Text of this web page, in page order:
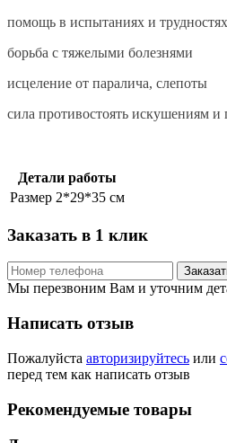
помощь в испытаниях и трудностях
борьба с тяжелыми болезнями
исцеление от паралича, слепоты
сила противостоять искушениям и
Детали работы
Размер 2*29*35 см
Заказать в 1 клик
Мы перезвоним Вам и уточним
Написать отзыв
Пожалуйста авторизируйтесь или
перед тем как написать отзыв
Рекомендуемые товары